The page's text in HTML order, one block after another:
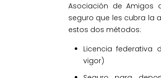
Asociación de Amigos
seguro que les cubra la
estos dos métodos:
Licencia federativa
vigor)